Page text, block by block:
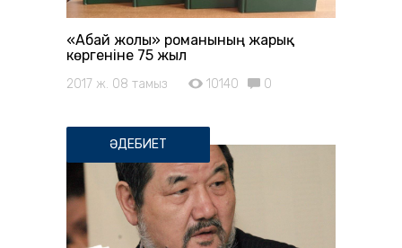
«Абай жолы» романының жарық
көргеніне 75 жыл
2017 ж. 08 тамыз 10140 0
ӘДЕБИЕТ